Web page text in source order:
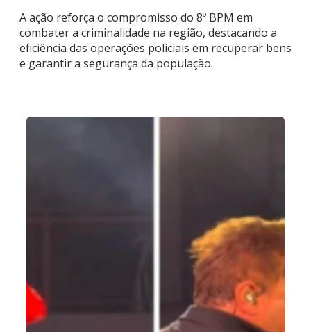
A ação reforça o compromisso do 8º BPM em
combater a criminalidade na região, destacando a
eficiência das operações policiais em recuperar bens
e garantir a segurança da população.